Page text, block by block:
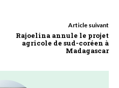
Article suivant
Rajoelina annule le projet
agricole de sud-coréen à
Madagascar